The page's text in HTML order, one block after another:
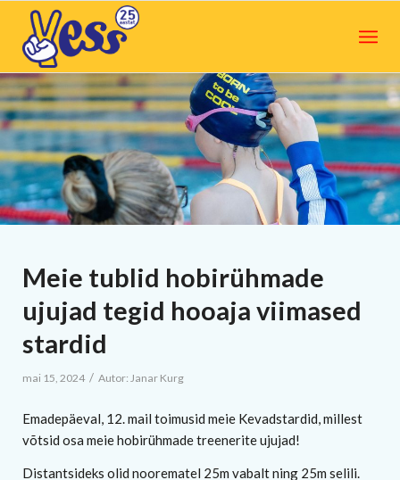
Meie tublid hobirühmade
ujujad tegid hooaja viimased
stardid
mai 15, 2024 / Autor: Janar Kurg
Emadepäeval, 12. mail toimusid meie Kevadstardid, millest
võtsid osa meie hobirühmade treenerite ujujad!
Distantsideks olid noorematel 25m vabalt ning 25m selili.